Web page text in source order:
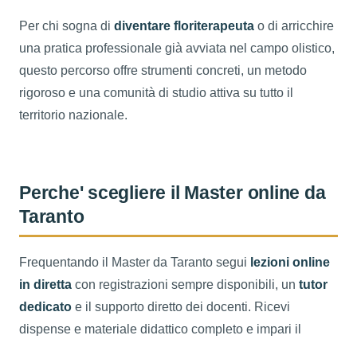
Per chi sogna di diventare floriterapeuta o di arricchire
una pratica professionale già avviata nel campo olistico,
questo percorso offre strumenti concreti, un metodo
rigoroso e una comunità di studio attiva su tutto il
territorio nazionale.
Perche' scegliere il Master online da
Taranto
Frequentando il Master da Taranto segui lezioni online
in diretta con registrazioni sempre disponibili, un tutor
dedicato e il supporto diretto dei docenti. Ricevi
dispense e materiale didattico completo e impari il